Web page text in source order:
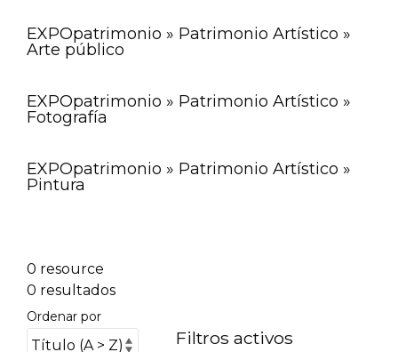
EXPOpatrimonio » Patrimonio Artístico »
Arte público
EXPOpatrimonio » Patrimonio Artístico »
Fotografía
EXPOpatrimonio » Patrimonio Artístico »
Pintura
0 resource
0 resultados
Ordenar por
Filtros activos